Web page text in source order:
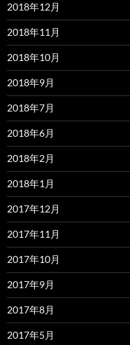
2018年12月
2018年11月
2018年10月
2018年9月
2018年7月
2018年6月
2018年2月
2018年1月
2017年12月
2017年11月
2017年10月
2017年9月
2017年8月
2017年5月